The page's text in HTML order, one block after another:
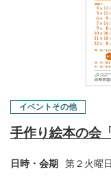
イベントその他
手作り絵本の会
日時・会期 第２火曜